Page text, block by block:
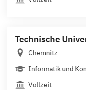
Technische
Chemnitz
Informatik und
Vollzeit